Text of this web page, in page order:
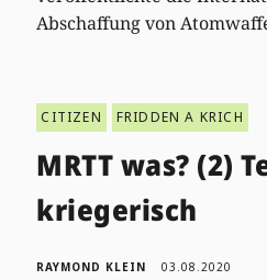
Abschaffung von
CITIZEN FRIDDEN A KRICH
MRTT was? (2)
kriegerisch
RAYMOND KLEIN 03.08.2020